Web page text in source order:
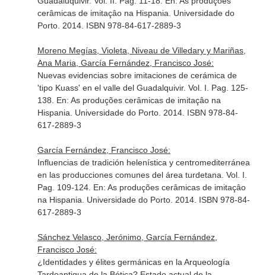
cerâmicas de imitaçâo na Hispania . Universidade do
Porto. 2014. ISBN 978-84-617-2889-3
Moreno Megías, Violeta, Niveau de Villedary y Mariñas,
Ana Maria, García Fernández, Francisco José:
Nuevas evidencias sobre imitaciones de cerámica de
'tipo Kuass' en el valle del Guadalquivir. Vol. I. Pag. 125-
138. En: As produções cerâmicas de imitaçâo na
Hispania . Universidade do Porto. 2014. ISBN 978-84-
617-2889-3
García Fernández, Francisco José:
Influencias de tradición helenística y centromediterránea
en las producciones comunes del área turdetana. Vol. I.
Pag. 109-124. En: As produções cerâmicas de imitaçâo
na Hispania . Universidade do Porto. 2014. ISBN 978-84-
617-2889-3
Sánchez Velasco, Jerónimo, García Fernández,
Francisco José:
¿Identidades y élites germánicas en la Arqueología